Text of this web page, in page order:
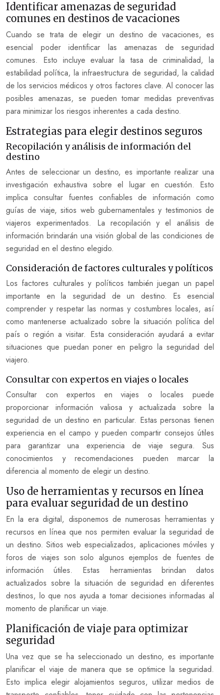
Identificar amenazas de seguridad
comunes en destinos de vacaciones
Cuando se trata de elegir un destino de vacaciones, es
esencial poder identificar las amenazas de seguridad
comunes. Esto incluye evaluar la tasa de criminalidad, la
estabilidad política, la infraestructura de seguridad, la calidad
de los servicios médicos y otros factores clave. Al conocer las
posibles amenazas, se pueden tomar medidas preventivas
para minimizar los riesgos inherentes a cada destino.
Estrategias para elegir destinos seguros
Recopilación y análisis de información del
destino
Antes de seleccionar un destino, es importante realizar una
investigación exhaustiva sobre el lugar en cuestión. Esto
implica consultar fuentes confiables de información como
guías de viaje, sitios web gubernamentales y testimonios de
viajeros experimentados. La recopilación y el análisis de
información brindarán una visión global de las condiciones de
seguridad en el destino elegido.
Consideración de factores culturales y políticos
Los factores culturales y políticos también juegan un papel
importante en la seguridad de un destino. Es esencial
comprender y respetar las normas y costumbres locales, así
como mantenerse actualizado sobre la situación política del
país o región a visitar. Esta consideración ayudará a evitar
situaciones que puedan poner en peligro la seguridad del
viajero.
Consultar con expertos en viajes o locales
Consultar con expertos en viajes o locales puede
proporcionar información valiosa y actualizada sobre la
seguridad de un destino en particular. Estas personas tienen
experiencia en el campo y pueden compartir consejos útiles
para garantizar una experiencia de viaje segura. Sus
conocimientos y recomendaciones pueden marcar la
diferencia al momento de elegir un destino.
Uso de herramientas y recursos en línea
para evaluar seguridad de un destino
En la era digital, disponemos de numerosas herramientas y
recursos en línea que nos permiten evaluar la seguridad de
un destino. Sitios web especializados, aplicaciones móviles y
foros de viajes son solo algunos ejemplos de fuentes de
información útiles. Estas herramientas brindan datos
actualizados sobre la situación de seguridad en diferentes
destinos, lo que nos ayuda a tomar decisiones informadas al
momento de planificar un viaje.
Planificación de viaje para optimizar
seguridad
Una vez que se ha seleccionado un destino, es importante
planificar el viaje de manera que se optimice la seguridad.
Esto implica elegir alojamientos seguros, utilizar medios de